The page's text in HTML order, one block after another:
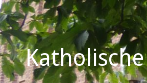
Skip
to
content